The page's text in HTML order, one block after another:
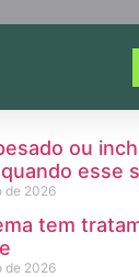
ou
esse
de 2026
tem
de 2026